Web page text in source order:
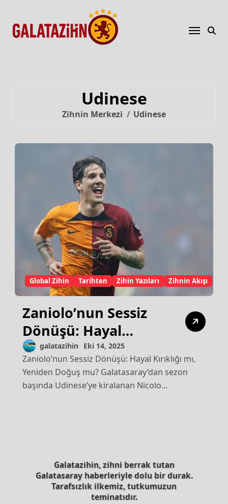
Udinese
Zihnin Merkezi Udinese
Global Zihin Tarihten Zihin Yazıları Zihnin Akışı
Zaniolo’nun Sessiz
Dönüşü: Hayal
Kırıklığı mı, Yeniden
Doğuş mu?
galatazihin Eki 14, 2025
Zaniolo’nun Sessiz Dönüşü: Hayal Kırıklığı mı,
Yeniden Doğuş mu? Galatasaray’dan sezon
başında Udinese’ye kiralanan Nicolo...
Galatazihin, zihni berrak tutan
Galatasaray haberleriyle dolu bir durak.
Tarafsızlık ilkemiz, tutkumuzun
teminatıdır.